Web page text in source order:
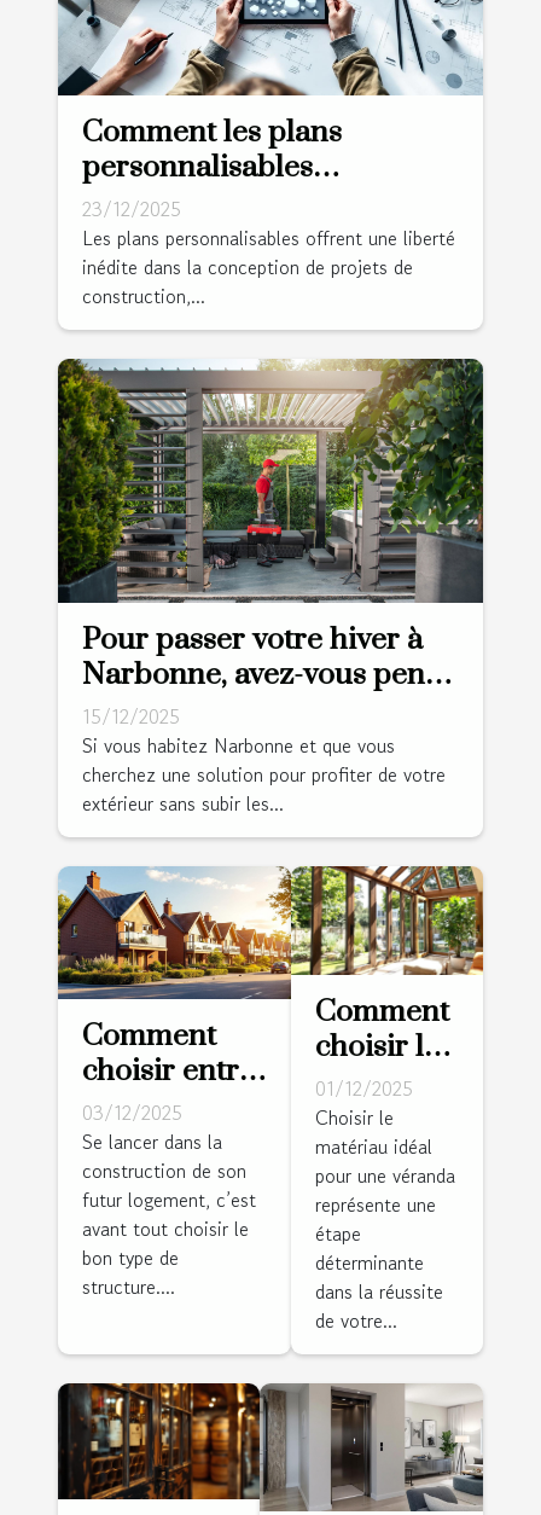
Comment les plans
personnalisables
transforment-ils votre
projet de construction ?
23/12/2025
Les plans personnalisables offrent une liberté
inédite dans la conception de projets de
construction,...
Pour passer votre hiver à
Narbonne, avez-vous pensé
à la pergola bioclimatique ?
15/12/2025
Si vous habitez Narbonne et que vous
cherchez une solution pour profiter de votre
extérieur sans subir les...
Comment
choisir entre
maison
traditionnelle
et maison
ossature bois
?
03/12/2025
Se lancer dans la
construction de son
futur logement, c’est
avant tout choisir le
bon type de
structure....
Comment
choisir le
bon
matériau
pour votre
véranda ?
01/12/2025
Choisir le
matériau idéal
pour une véranda
représente une
étape
déterminante
dans la réussite
de votre...